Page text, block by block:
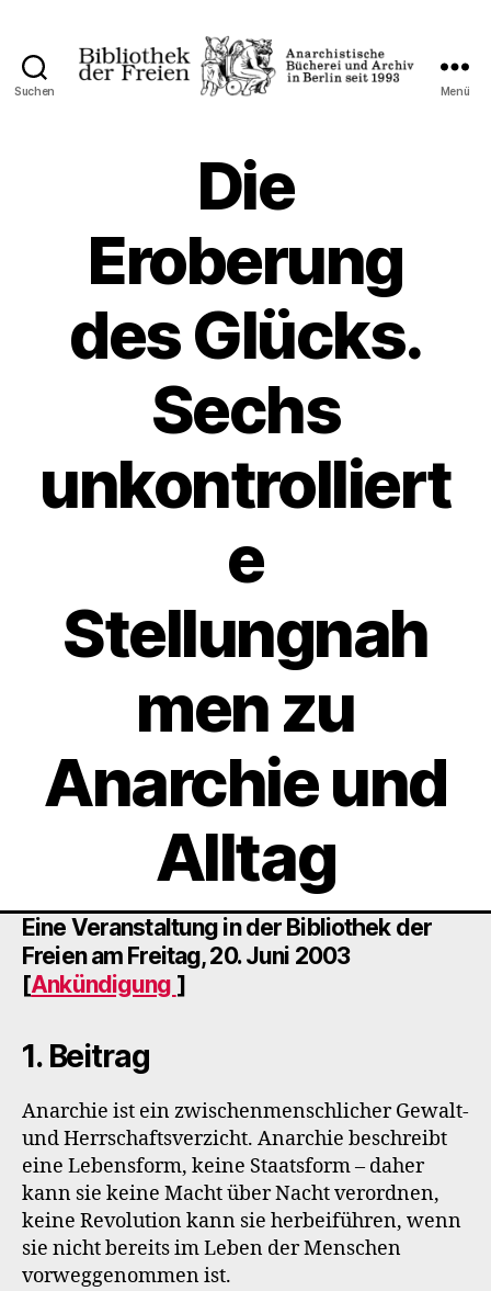
Suchen
Freien
Menü
Die
Eroberung
des Glücks.
Sechs
unkontrolliert
e
Stellungnah
men zu
Anarchie und
Alltag
Eine Veranstaltung in der Bibliothek der
Freien am Freitag, 20. Juni 2003
[Ankündigung ]
1. Beitrag
Anarchie ist ein zwischenmenschlicher Gewalt-
und Herrschaftsverzicht. Anarchie beschreibt
eine Lebensform, keine Staatsform – daher
kann sie keine Macht über Nacht verordnen,
keine Revolution kann sie herbeiführen, wenn
sie nicht bereits im Leben der Menschen
vorweggenommen ist.